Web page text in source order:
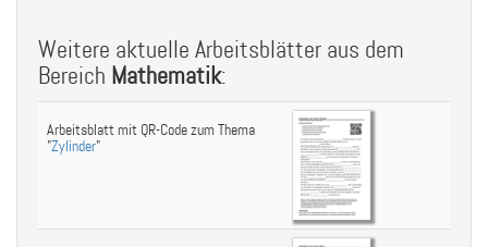
Weitere aktuelle Arbeitsblätter aus dem
Bereich Mathematik:
Arbeitsblatt mit QR-Code zum Thema
"Zylinder"